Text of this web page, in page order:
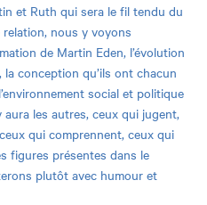
et Ruth qui sera le fil tendu du
nous y voyons
de Martin Eden, l’évolution
conception qu’ils ont chacun
social et politique
les autres, ceux qui jugent,
qui comprennent, ceux qui
figures présentes dans le
plutôt avec humour et